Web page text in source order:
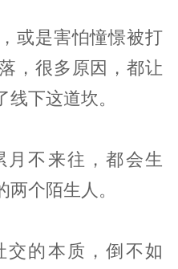
或是害怕憧憬被打
，很多原因，都让
下这道坎。
月不来往，都会生
个陌生人。
交的本质，倒不如